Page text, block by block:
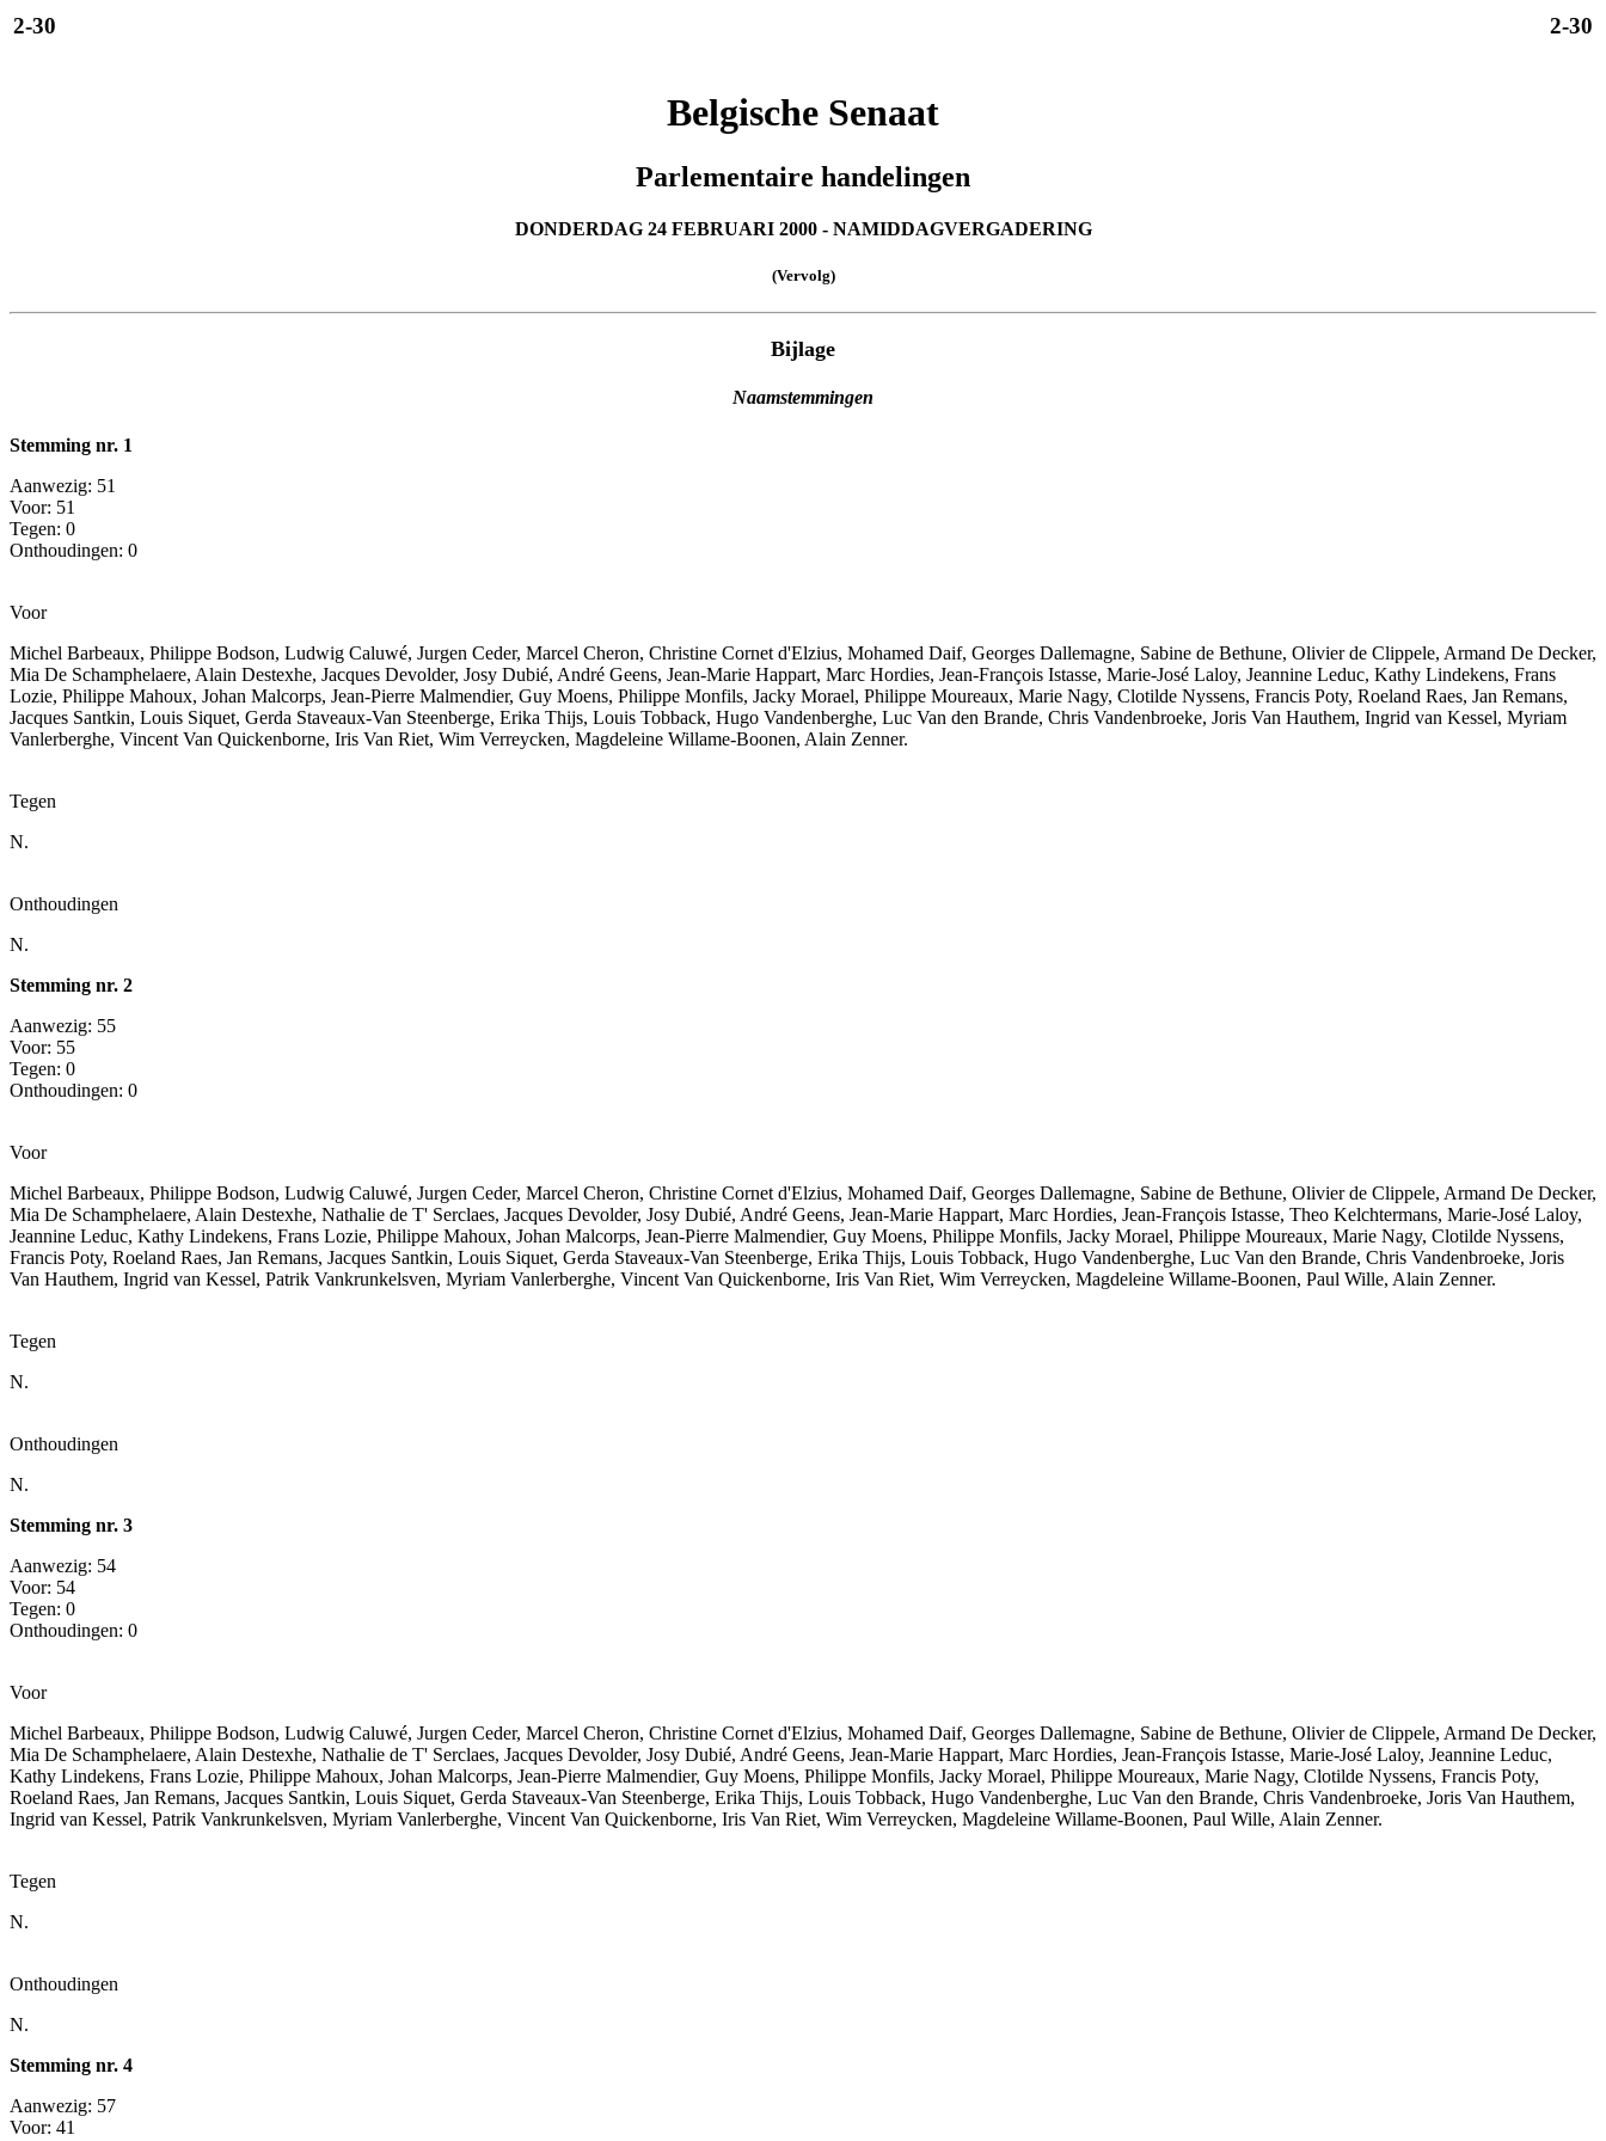
2-30 2-30
Belgische Senaat
Parlementaire handelingen
DONDERDAG 24 FEBRUARI 2000 - NAMIDDAGVERGADERING
(Vervolg)
Bijlage
Naamstemmingen
Stemming nr. 1
Aanwezig: 51
Voor: 51
Tegen: 0
Onthoudingen: 0
Voor
Michel Barbeaux, Philippe Bodson, Ludwig Caluwé, Jurgen Ceder, Marcel Cheron, Christine Cornet d'Elzius, Mohamed Daif, Georges Dallemagne, Sabine de Bethune, Olivier de Clippele, Armand De Decker,
Mia De Schamphelaere, Alain Destexhe, Jacques Devolder, Josy Dubié, André Geens, Jean-Marie Happart, Marc Hordies, Jean-François Istasse, Marie-José Laloy, Jeannine Leduc, Kathy Lindekens, Frans
Lozie, Philippe Mahoux, Johan Malcorps, Jean-Pierre Malmendier, Guy Moens, Philippe Monfils, Jacky Morael, Philippe Moureaux, Marie Nagy, Clotilde Nyssens, Francis Poty, Roeland Raes, Jan Remans,
Jacques Santkin, Louis Siquet, Gerda Staveaux-Van Steenberge, Erika Thijs, Louis Tobback, Hugo Vandenberghe, Luc Van den Brande, Chris Vandenbroeke, Joris Van Hauthem, Ingrid van Kessel, Myriam
Vanlerberghe, Vincent Van Quickenborne, Iris Van Riet, Wim Verreycken, Magdeleine Willame-Boonen, Alain Zenner.
Tegen
N.
Onthoudingen
N.
Stemming nr. 2
Aanwezig: 55
Voor: 55
Tegen: 0
Onthoudingen: 0
Voor
Michel Barbeaux, Philippe Bodson, Ludwig Caluwé, Jurgen Ceder, Marcel Cheron, Christine Cornet d'Elzius, Mohamed Daif, Georges Dallemagne, Sabine de Bethune, Olivier de Clippele, Armand De Decker,
Mia De Schamphelaere, Alain Destexhe, Nathalie de T' Serclaes, Jacques Devolder, Josy Dubié, André Geens, Jean-Marie Happart, Marc Hordies, Jean-François Istasse, Theo Kelchtermans, Marie-José Laloy,
Jeannine Leduc, Kathy Lindekens, Frans Lozie, Philippe Mahoux, Johan Malcorps, Jean-Pierre Malmendier, Guy Moens, Philippe Monfils, Jacky Morael, Philippe Moureaux, Marie Nagy, Clotilde Nyssens,
Francis Poty, Roeland Raes, Jan Remans, Jacques Santkin, Louis Siquet, Gerda Staveaux-Van Steenberge, Erika Thijs, Louis Tobback, Hugo Vandenberghe, Luc Van den Brande, Chris Vandenbroeke, Joris
Van Hauthem, Ingrid van Kessel, Patrik Vankrunkelsven, Myriam Vanlerberghe, Vincent Van Quickenborne, Iris Van Riet, Wim Verreycken, Magdeleine Willame-Boonen, Paul Wille, Alain Zenner.
Tegen
N.
Onthoudingen
N.
Stemming nr. 3
Aanwezig: 54
Voor: 54
Tegen: 0
Onthoudingen: 0
Voor
Michel Barbeaux, Philippe Bodson, Ludwig Caluwé, Jurgen Ceder, Marcel Cheron, Christine Cornet d'Elzius, Mohamed Daif, Georges Dallemagne, Sabine de Bethune, Olivier de Clippele, Armand De Decker,
Mia De Schamphelaere, Alain Destexhe, Nathalie de T' Serclaes, Jacques Devolder, Josy Dubié, André Geens, Jean-Marie Happart, Marc Hordies, Jean-François Istasse, Marie-José Laloy, Jeannine Leduc,
Kathy Lindekens, Frans Lozie, Philippe Mahoux, Johan Malcorps, Jean-Pierre Malmendier, Guy Moens, Philippe Monfils, Jacky Morael, Philippe Moureaux, Marie Nagy, Clotilde Nyssens, Francis Poty,
Roeland Raes, Jan Remans, Jacques Santkin, Louis Siquet, Gerda Staveaux-Van Steenberge, Erika Thijs, Louis Tobback, Hugo Vandenberghe, Luc Van den Brande, Chris Vandenbroeke, Joris Van Hauthem,
Ingrid van Kessel, Patrik Vankrunkelsven, Myriam Vanlerberghe, Vincent Van Quickenborne, Iris Van Riet, Wim Verreycken, Magdeleine Willame-Boonen, Paul Wille, Alain Zenner.
Tegen
N.
Onthoudingen
N.
Stemming nr. 4
Aanwezig: 57
Voor: 41